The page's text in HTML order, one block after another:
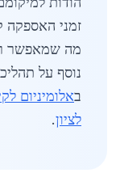
זמני האספקה
מה שמאפשר
נוסף על
באלומיניום
לציון.